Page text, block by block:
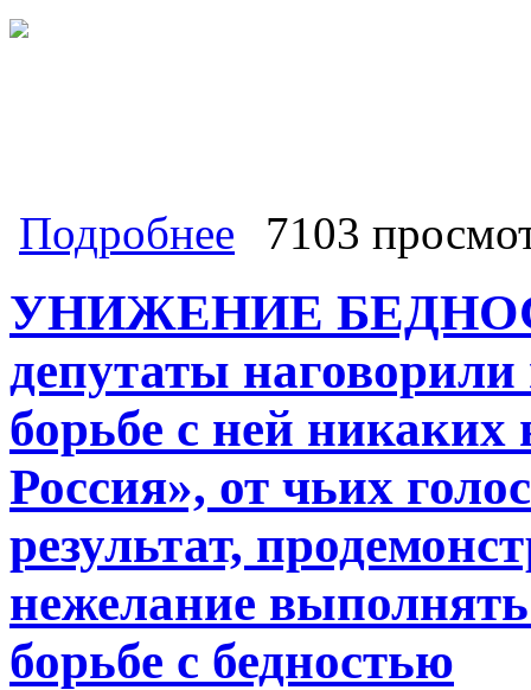
Подробнее о Динамика пенсионного
2018 году, а значительно раньше
7103
УНИЖЕНИЕ
депутаты
борьбе с ней
Россия», от чьих
результат,
нежелание
борьбе с бедностью